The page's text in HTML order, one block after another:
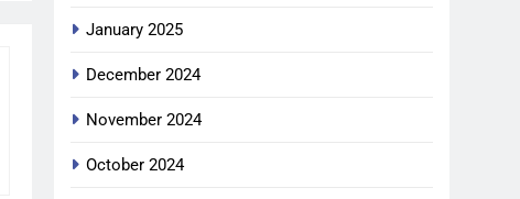
January 2025
December 2024
November 2024
October 2024